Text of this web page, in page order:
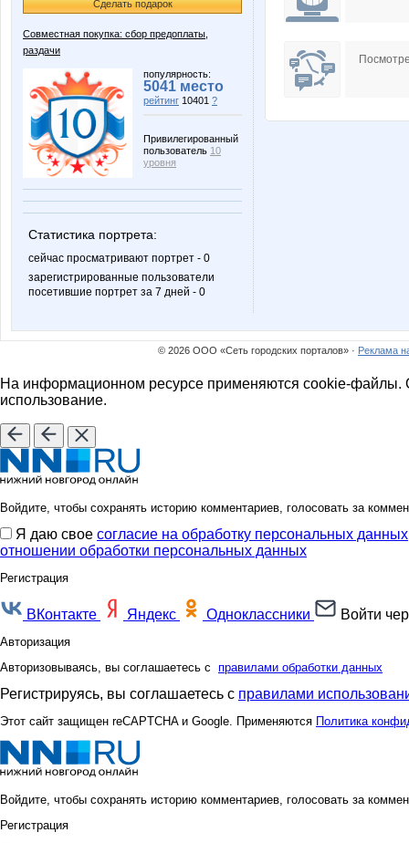
Сделать подарок
Совместная покупка: сбор предоплаты,
раздачи
популярность:
5041 место
рейтинг 10401 ?
Привилегированный
пользователь 10
уровня
Статистика портрета:
сейчас просматривают портрет - 0
зарегистрированные пользователи
посетившие портрет за 7 дней - 0
Gala N Hurma
Nastya20
Q*ueen
© 2026 ООО «Сеть городских порталов» · Реклама
На информационном ресурсе применяются cookie-файлы.
использование.
Войдите, чтобы сохранять историю комментариев, голосовать за
Я даю свое согласие на обработку персональных данных
отношении обработки персональных данных
Регистрация
ВКонтакте Яндекс Одноклассники Войти
Авторизация
Авторизовываясь, вы соглашаетесь с правилами обработки данных
Регистрируясь, вы соглашаетесь с правилами
Этот сайт защищен reCAPTCHA и Google. Применяются Политика
Войдите, чтобы сохранять историю комментариев, голосовать за
Регистрация